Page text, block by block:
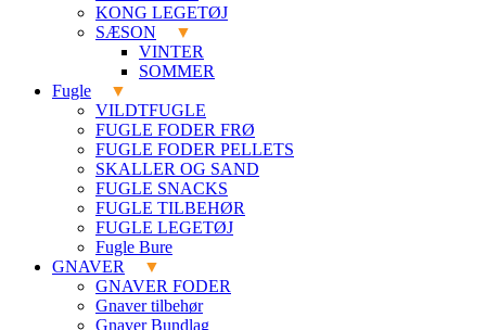
KONG LEGETØJ
SÆSON
VINTER
SOMMER
Fugle
VILDTFUGLE
FUGLE FODER FRØ
FUGLE FODER PELLETS
SKALLER OG SAND
FUGLE SNACKS
FUGLE TILBEHØR
FUGLE LEGETØJ
Fugle Bure
GNAVER
GNAVER FODER
Gnaver tilbehør
Gnaver Bundlag